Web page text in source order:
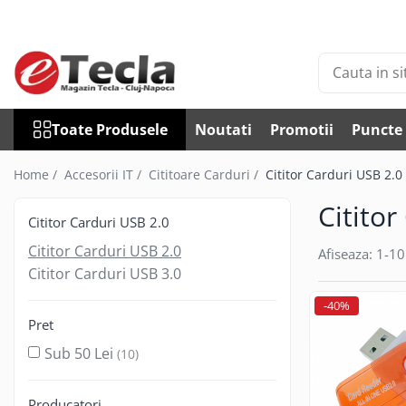
Toate Produsele
Accesorii Diverse
Accesorii auto
Auto accesorii scule
Becuri auto
Car DVR
Car FM
Huse Talon & Permis
Huse foto
Articole divertisment
Toate Produsele Noutati Promotii
Home / Accesorii IT / Cititoare Carduri / Cititor Carduri USB 2.0
Cititor
Cititor Carduri USB 2.0
Cititor Carduri USB 2.0
Cititor Carduri USB 3.0
Pret
Sub 50 Lei (10)
Afiseaza: 1-10
-40%